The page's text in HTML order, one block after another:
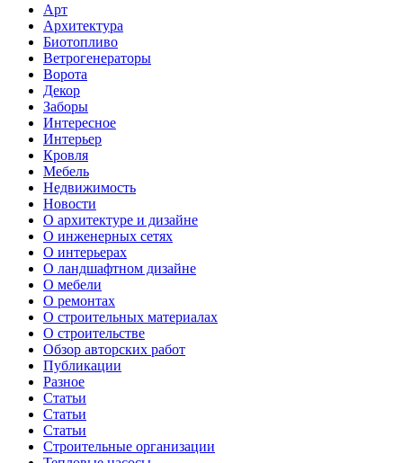
Арт
Архитектура
Биотопливо
Ветрогенераторы
Ворота
Декор
Заборы
Интересное
Интерьер
Кровля
Мебель
Недвижимость
Новости
О архитектуре и дизайне
О инженерных сетях
О интерьерах
О ландшафтном дизайне
О мебели
О ремонтах
О строительных материалах
О строительстве
Обзор авторских работ
Публикации
Разное
Статьи
Статьи
Статьи
Строительные организации